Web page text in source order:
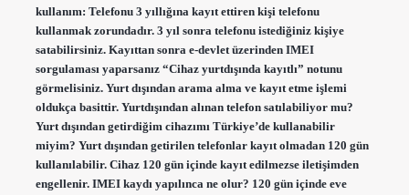
kullanım: Telefonu 3 yıllığına kayıt ettiren kişi telefonu
kullanmak zorundadır. 3 yıl sonra telefonu istediğiniz kişiye
satabilirsiniz. Kayıttan sonra e-devlet üzerinden IMEI
sorgulaması yaparsanız “Cihaz yurtdışında kayıtlı” notunu
görmelisiniz. Yurt dışından arama alma ve kayıt etme işlemi
oldukça basittir. Yurtdışından alınan telefon satılabiliyor mu?
Yurt dışından getirdiğim cihazımı Türkiye’de kullanabilir
miyim? Yurt dışından getirilen telefonlar kayıt olmadan 120 gün
kullanılabilir. Cihaz 120 gün içinde kayıt edilmezse iletişimden
engellenir. IMEI kaydı yapılınca ne olur? 120 gün içinde eve